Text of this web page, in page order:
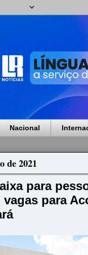
Nacional
de 2021
para
para